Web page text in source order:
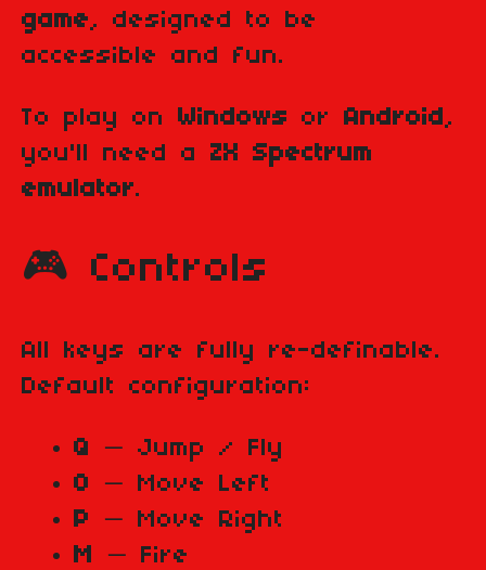
game, designed to be
accessible and fun.
To play on Windows or Android,
you'll need a ZX Spectrum
emulator.
🎮 Controls
All keys are fully re-definable.
Default configuration:
Q — Jump / Fly
O — Move Left
P — Move Right
M — Fire